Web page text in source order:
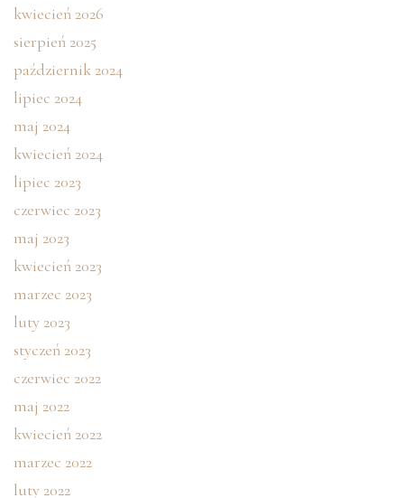
kwiecień 2026
sierpień 2025
październik 2024
lipiec 2024
maj 2024
kwiecień 2024
lipiec 2023
czerwiec 2023
maj 2023
kwiecień 2023
marzec 2023
luty 2023
styczeń 2023
czerwiec 2022
maj 2022
kwiecień 2022
marzec 2022
luty 2022